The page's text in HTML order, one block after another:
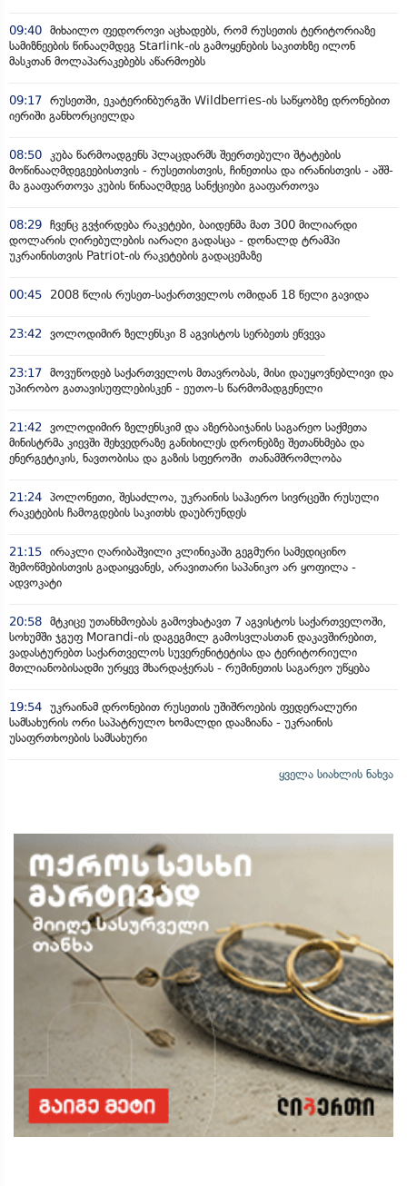
09:40 მიხაილო ფედოროვი აცხადებს, რომ რუსეთის ტერიტორიაზე
სამიზნეების წინააღმდეგ Starlink-ის გამოყენების საკითხზე ილონ
მასკთან მოლაპარაკებებს აწარმოებს
09:17 რუსეთში, ეკატერინბურგში Wildberries-ის საწყობზე დრონებით
იერიში განხორციელდა
08:50
კუბა წარმოადგენს პლაცდარმს შეერთებული შტატების
მოწინააღმდეგეებისთვის - რუსეთისთვის, ჩინეთისა და ირანისთვის - აშშ-
მა გააფართოვა კუბის წინააღმდეგ სანქციები გააფართოვა
08:29 ჩვენც გვჭირდება რაკეტები, ბაიდენმა მათ 300 მილიარდი
დოლარის ღირებულების იარაღი გადასცა - დონალდ ტრამპი
უკრაინისთვის Patriot-ის რაკეტების გადაცემაზე
00:45 2008 წლის რუსეთ-საქართველოს ომიდან 18 წელი გავიდა
23:42 ვოლოდიმირ ზელენსკი 8 აგვისტოს სერბეთს ეწვევა
23:17 მოვუწოდებ საქართველოს მთავრობას, მისი დაუყოვნებლივი და
უპირობო გათავისუფლებისკენ - ეუთო-ს წარმომადგენელი
21:42
ვოლოდიმირ ზელენსკიმ და აზერბაიჯანის საგარეო საქმეთა
მინისტრმა კიევში შეხვედრაზე განიხილეს დრონებზე შეთანხმება და
ენერგეტიკის, ნავთობისა და გაზის სფეროში თანამშრომლობა
21:24 პოლონეთი, შესაძლოა, უკრაინის საჰაერო სივრცეში რუსული
რაკეტების ჩამოგდების საკითხს დაუბრუნდეს
21:15 ირაკლი ღარიბაშვილი კლინიკაში გეგმური სამედიცინო
შემოწმებისთვის გადაიყვანეს, არავითარი საპანიკო არ ყოფილა -
ადვოკატი
20:58 მტკიცე უთანხმოებას გამოვხატავთ 7 აგვისტოს საქართველოში,
სოხუმში ჯგუფ Morandi-ის დაგეგმილ გამოსვლასთან დაკავშირებით,
ვადასტურებთ საქართველოს სუვერენიტეტისა და ტერიტორიული
მთლიანობისადმი ურყევ მხარდაჭერას - რუმინეთის საგარეო უწყება
19:54 უკრაინამ დრონებით რუსეთის უშიშროების ფედერალური
სამსახურის ორი საპატრულო ხომალდი დააზიანა - უკრაინის
უსაფრთხოების სამსახური
ყველა სიახლის ნახვა